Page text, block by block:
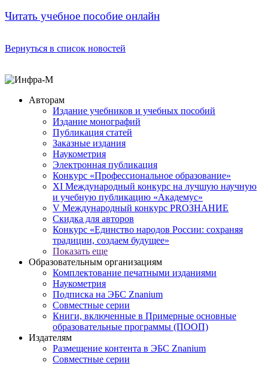
Читать учебное пособие онлайн
Вернуться в список новостей
Авторам
Издание учебников и учебных пособий
Издание монографий
Публикация статей
Заказные издания
Наукометрия
Электронная публикация
Конкурс «Профессиональное образование»
XI Международный конкурс на лучшую научную
и учебную публикацию «Академус»
V Международный конкурс PROЗНАНИЕ
Скидка для авторов
Конкурс «Единство народов России: сохраняя
традиции, создаем будущее»
Показать еще
Образовательным организациям
Комплектование печатными изданиями
Наукометрия
Подписка на ЭБС Znanium
Совместные серии
Книги, включенные в Примерные основные
образовательные программы (ПООП)
Издателям
Размещение контента в ЭБС Znanium
Совместные серии